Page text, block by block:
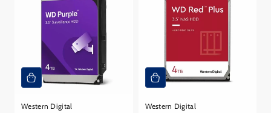
Western Digital Western Digital